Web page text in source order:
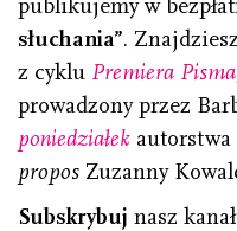
publikujemy w
słuchania”.
z cyklu Premiera Pisma
prowadzony przez
poniedziałek
propos Zuzanny
Subskrybuj nasz